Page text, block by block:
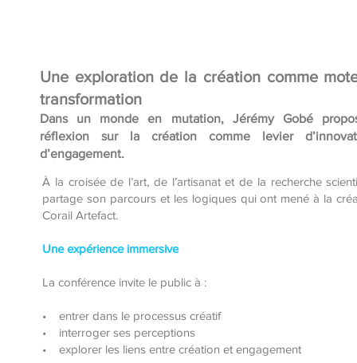
Une exploration de la création comme
transformation
Dans un monde en mutation, Jérémy Gobé
réflexion sur la création comme levier
d’engagement.
À la croisée de l’art, de l’artisanat et de la recherche
partage son parcours et les logiques qui ont mené à la
Corail Artefact.
Une expérience immersive
La conférence invite le public à :
• entrer dans le processus créatif
• interroger ses perceptions
• explorer les liens entre création et engagement